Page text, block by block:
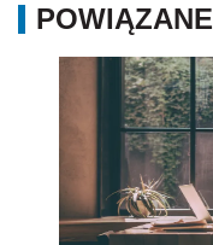
POWIĄZANE